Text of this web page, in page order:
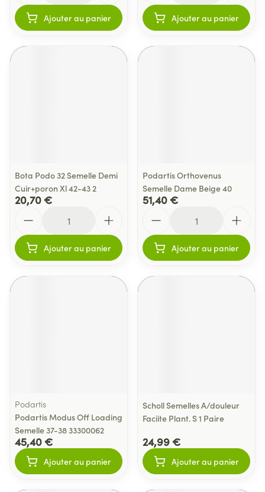
Ajouter au panier Ajouter au panier
Bota Podo 32 Semelle Demi
Cuir+poron Xl 42-43 2
20,70 €
Ajouter au panier
Podartis Orthovenus
Semelle Dame Beige 40
51,40 €
Ajouter au panier
Podartis
Podartis Modus Off Loading
Semelle 37-38 33300062
45,40 €
Ajouter au panier
Scholl Semelles A/douleur
Faciite Plant. S 1 Paire
24,99 €
Ajouter au panier